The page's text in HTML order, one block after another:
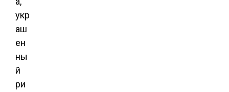
укр
аш
ен
ны
й
ри